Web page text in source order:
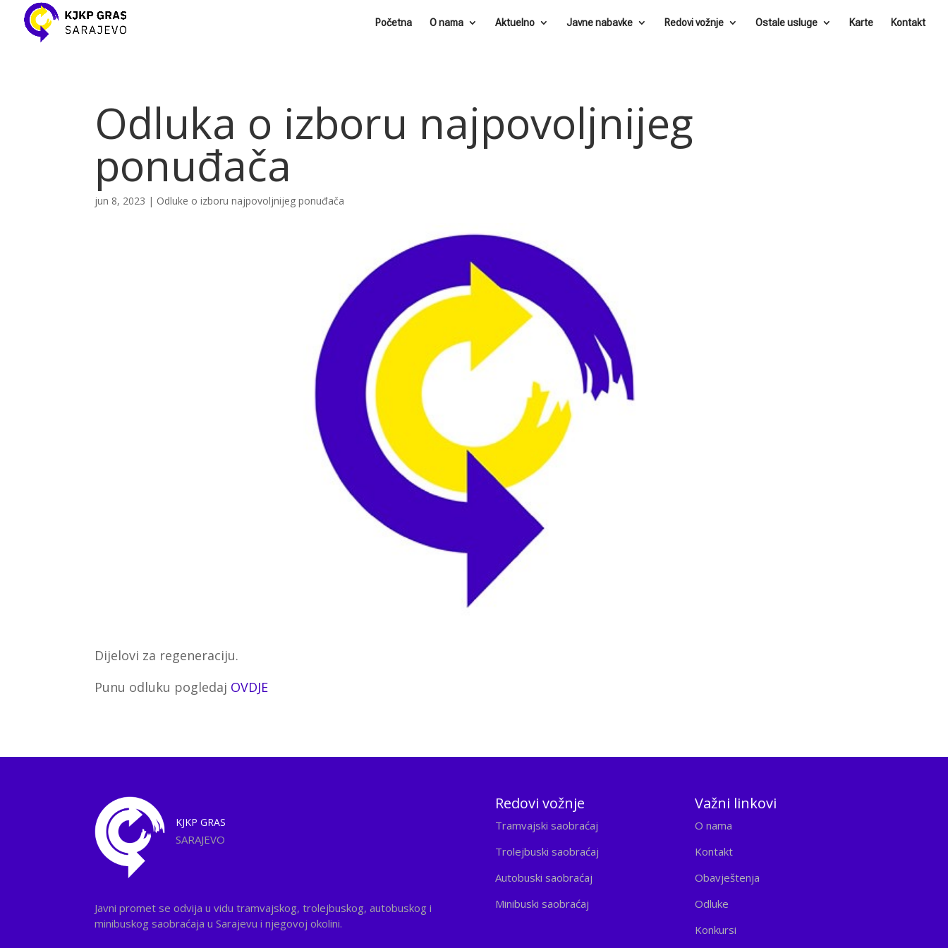
Početna O nama Aktuelno Javne nabavke Redovi vožnje Ostale usluge Karte Kontakt
Odluka o izboru najpovoljnijeg
ponuđača
jun 8, 2023 | Odluke o izboru najpovoljnijeg ponuđača
Dijelovi za regeneraciju.
Punu odluku pogledaj OVDJE
KJKP GRAS
SARAJEVO
Javni promet se odvija u vidu tramvajskog, trolejbuskog, autobuskog i
minibuskog saobraćaja u Sarajevu i njegovoj okolini.
Redovi vožnje
Tramvajski saobraćaj
Trolejbuski saobraćaj
Autobuski saobraćaj
Minibuski saobraćaj
Važni linkovi
O nama
Kontakt
Obavještenja
Odluke
Konkursi